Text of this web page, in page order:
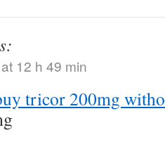
12 h 49 min
tricor 200mg